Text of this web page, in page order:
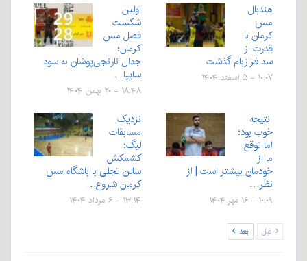
هندبال
مس
کرمان با
قدرت از
سد فرازبام گذشت
۱۰:۰۷ - ۵ اسفند ۱۴۰۴
اولین
شکست
فصل مس
کرمان؛
جدال نارنجی‌پوشان به سود
سایپا…
۱۸:۴۸ - ۲۰ بهمن ۱۴۰۴
نتیجه
خوب بود؛
اما توقع
ما از
خودمان بیشتر است | از
نظر…
۱۰:۰۹ - ۱۶ مهر ۱۴۰۴
نزدیک
مسابقات
لیگ؛
کشمکش
سالن تجلی با باشگاه مس
کرمان شروع…
۱۳:۱۴ - ۶ مرداد ۱۴۰۴
قبل بعد